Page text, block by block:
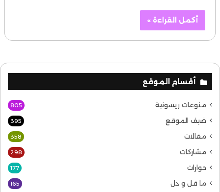
أكمل القراءة »
أقسام الموقع
منوعات ريسونية 805
ضيف الموقع 395
مقالات 358
مشاركات 298
حوارات 177
ما قل و دل 165